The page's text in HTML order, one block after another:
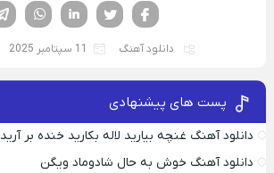
تویتر
فیسوک
دانلود آهنگ 11 سپتامبر 2025
پست های پیشنهادی
دانلود آهنگ غنچه بیارید لاله بکارید خنده بر
دانلود آهنگ خوش به حال شادوماد ویگن